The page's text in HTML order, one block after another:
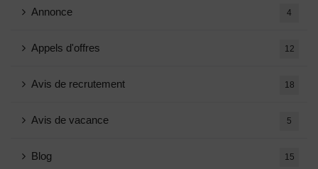
Annonce 4
Appels d'offres 12
Avis de recrutement 18
Avis de vacance 5
Blog 15